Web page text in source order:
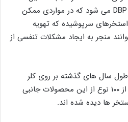
محصولات جانبی ضدعفونی یا DBP می شود که در مواردی ممکن
سرپوشیده که تهویه
منجر به ایجاد مشکلات تنفسی از
سال های گذشته بر روی کلر
استخر انجام شده است، بیش از ۱۰۰ نوع از این محصولات جانبی
ها دیده شده اند.